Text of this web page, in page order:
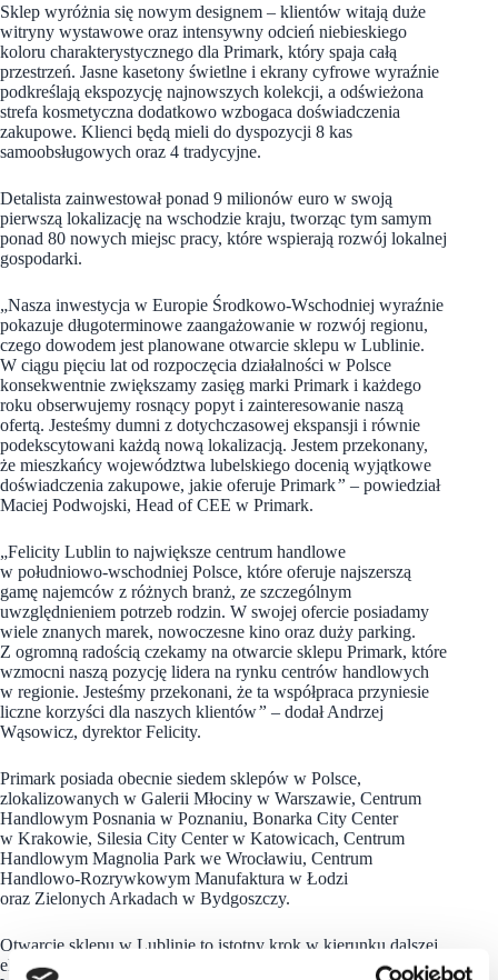
Sklep wyróżnia się nowym designem – klientów witają duże
witryny wystawowe oraz intensywny odcień niebieskiego
koloru charakterystycznego dla Primark, który spaja całą
przestrzeń. Jasne kasetony świetlne i ekrany cyfrowe wyraźnie
podkreślają ekspozycję najnowszych kolekcji, a odświeżona
strefa kosmetyczna dodatkowo wzbogaca doświadczenia
zakupowe. Klienci będą mieli do dyspozycji 8 kas
samoobsługowych oraz 4 tradycyjne.
Detalista zainwestował ponad 9 milionów euro w swoją
pierwszą lokalizację na wschodzie kraju, tworząc tym samym
ponad 80 nowych miejsc pracy, które wspierają rozwój lokalnej
gospodarki.
„Nasza inwestycja w Europie Środkowo-Wschodniej wyraźnie
pokazuje długoterminowe zaangażowanie w rozwój regionu,
czego dowodem jest planowane otwarcie sklepu w Lublinie.
W ciągu pięciu lat od rozpoczęcia działalności w Polsce
konsekwentnie zwiększamy zasięg marki Primark i każdego
roku obserwujemy rosnący popyt i zainteresowanie naszą
ofertą. Jesteśmy dumni z dotychczasowej ekspansji i równie
podekscytowani każdą nową lokalizacją. Jestem przekonany,
że mieszkańcy województwa lubelskiego docenią wyjątkowe
doświadczenia zakupowe, jakie oferuje Primark” – powiedział
Maciej Podwojski, Head of CEE w Primark.
„Felicity Lublin to największe centrum handlowe
w południowo-wschodniej Polsce, które oferuje najszerszą
gamę najemców z różnych branż, ze szczególnym
uwzględnieniem potrzeb rodzin. W swojej ofercie posiadamy
wiele znanych marek, nowoczesne kino oraz duży parking.
Z ogromną radością czekamy na otwarcie sklepu Primark, które
wzmocni naszą pozycję lidera na rynku centrów handlowych
w regionie. Jesteśmy przekonani, że ta współpraca przyniesie
liczne korzyści dla naszych klientów” – dodał Andrzej
Wąsowicz, dyrektor Felicity.
Primark posiada obecnie siedem sklepów w Polsce,
zlokalizowanych w Galerii Młociny w Warszawie, Centrum
Handlowym Posnania w Poznaniu, Bonarka City Center
w Krakowie, Silesia City Center w Katowicach, Centrum
Handlowym Magnolia Park we Wrocławiu, Centrum
Handlowo-Rozrywkowym Manufaktura w Łodzi
oraz Zielonych Arkadach w Bydgoszczy.
Otwarcie sklepu w Lublinie to istotny krok w kierunku dalszej
ekspansji
w Polsce oraz w regionie Europy Środkowo-